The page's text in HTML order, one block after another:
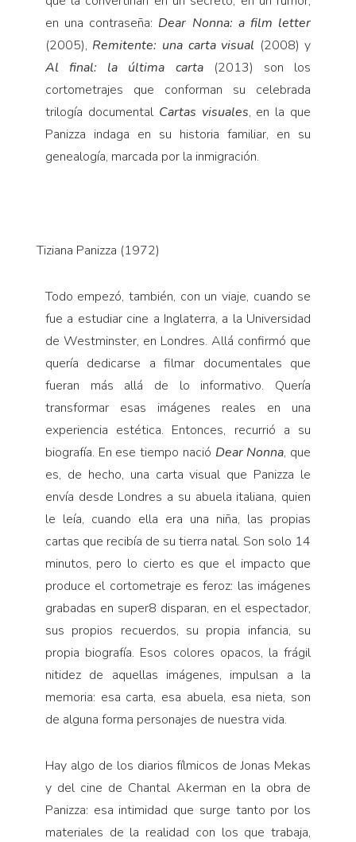
en una contraseña: Dear Nonna: a film letter
(2005), Remitente: una carta visual (2008) y
Al final: la última carta(2013) son los
cortometrajes que conforman su celebrada
trilogía documental Cartas visuales, en la que
Panizza indaga en su historia familiar, en su
genealogía, marcada por la inmigración.
Tiziana Panizza (1972)
Todo empezó, también, con un viaje, cuando se
fue a estudiar cine a Inglaterra, a la Universidad
de Westminster, en Londres. Allá confirmó que
quería dedicarse a filmar documentales que
fueran más allá de lo informativo. Quería
transformar esas imágenes reales en una
experiencia estética. Entonces, recurrió a su
biografía. En ese tiempo nació Dear Nonna, que
es, de hecho, una carta visual que Panizza le
envía desde Londres a su abuela italiana, quien
le leía, cuando ella era una niña, las propias
cartas que recibía de su tierra natal. Son solo 14
minutos, pero lo cierto es que el impacto que
produce el cortometraje es feroz: las imágenes
grabadas en super8 disparan, en el espectador,
sus propios recuerdos, su propia infancia, su
propia biografía. Esos colores opacos, la frágil
nitidez de aquellas imágenes, impulsan a la
memoria: esa carta, esa abuela, esa nieta, son
de alguna forma personajes de nuestra vida.
Hay algo de los diarios fílmicos de Jonas Mekas
y del cine de Chantal Akerman en la obra de
Panizza: esa intimidad que surge tanto por los
materiales de la realidad con los que trabaja,